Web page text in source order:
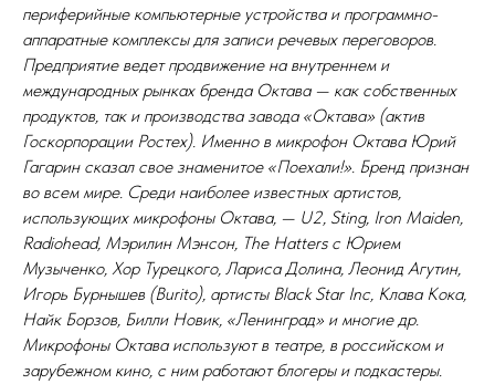
периферийные компьютерные устройства и программно-
аппаратные комплексы для записи речевых переговоров.
Предприятие ведет продвижение на внутреннем и
международных рынках бренда Октава — как собственных
продуктов, так и производства завода «Октава» (актив
Госкорпорации Ростех). Именно в микрофон Октава Юрий
Гагарин сказал свое знаменитое «Поехали!». Бренд признан
во всем мире. Среди наиболее известных артистов,
использующих микрофоны Октава, — U2, Sting, Iron Maiden,
Radiohead, Мэрилин Мэнсон, The Hatters с Юрием
Музыченко, Хор Турецкого, Лариса Долина, Леонид Агутин,
Игорь Бурнышев (Burito), артисты Black Star Inc, Клава Кока,
Найк Борзов, Билли Новик, «Ленинград» и многие др.
Микрофоны Октава используют в театре, в российском и
зарубежном кино, с ним работают блогеры и подкастеры.